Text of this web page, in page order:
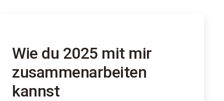
Wie du 2025 mit mir
zusammenarbeiten
kannst